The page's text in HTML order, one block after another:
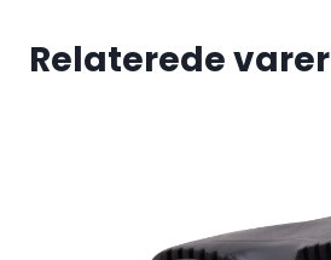
Relaterede varer